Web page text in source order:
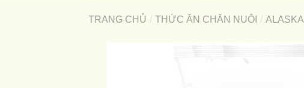
TRANG CHỦ / THỨC ĂN CHĂN NUÔI / ALASKA